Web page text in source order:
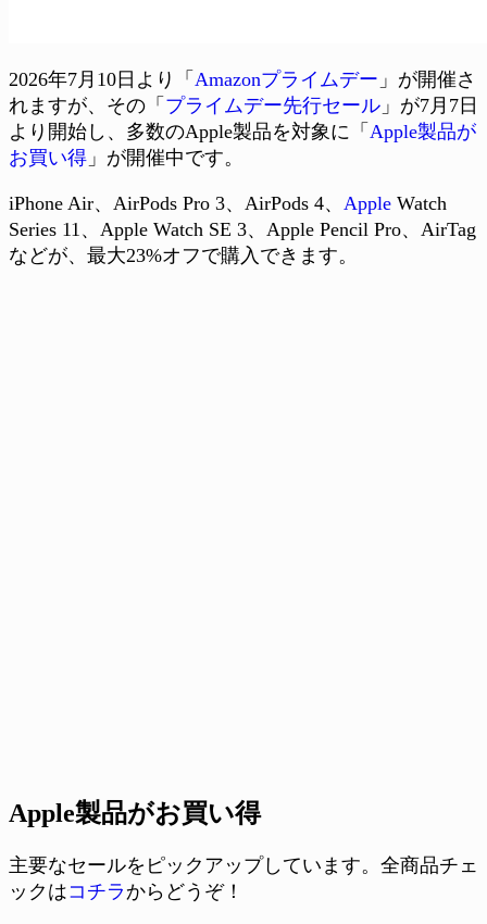
2026年7月10日より「 Amazonプライムデー 」が開催さ
れますが、その「 プライムデー先行セール 」が7月7日
より開始し、多数のApple製品を対象に「 Apple製品が
お買い得 」が開催中です。
iPhone Air、AirPods Pro 3、AirPods 4、 Apple Watch
Series 11、Apple Watch SE 3、Apple Pencil Pro、AirTag
などが、最大23%オフで購入できます。
Apple製品がお買い得
主要なセールをピックアップしています。全商品チェ
ックはコチラからどうぞ！